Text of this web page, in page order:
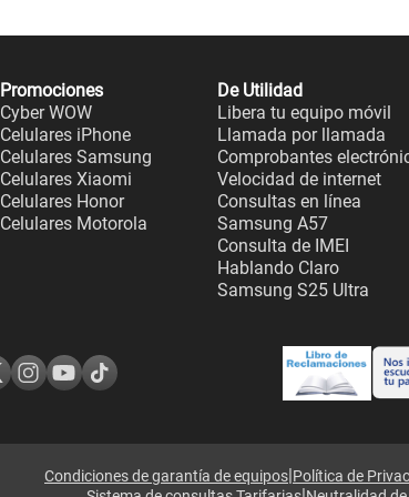
Promociones
Cyber WOW
Celulares iPhone
Celulares Samsung
Celulares Xiaomi
Celulares Honor
Celulares Motorola
De Utilidad
Libera tu equipo móvil
Llamada por llamada
Comprobantes
Velocidad de internet
Consultas en línea
Samsung A57
Consulta de IMEI
Hablando Claro
Samsung S25 Ultra
Condiciones de garantía de equipos|Política de